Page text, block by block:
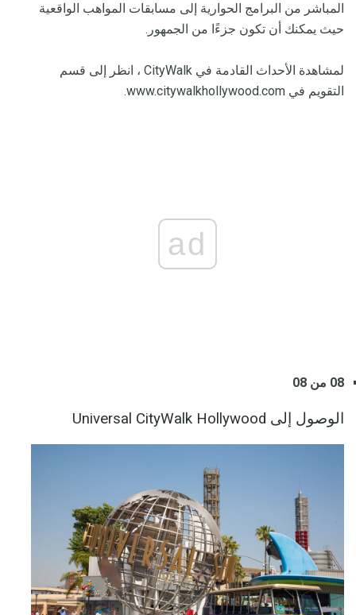
المباشر من البرامج الحوارية إلى مسابقات المواهب الواقعية
حيث يمكنك أن تكون جزءًا من الجمهور.
لمشاهدة الأحداث القادمة في CityWalk ، انظر إلى قسم
التقويم في www.citywalkhollywood.com.
ad
08 من 08
الوصول إلى Universal CityWalk Hollywood